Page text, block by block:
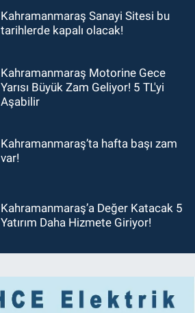
Kahramanmaraş Sanayi Sitesi bu
tarihlerde kapalı olacak!
Kahramanmaraş Motorine Gece
Yarısı Büyük Zam Geliyor! 5 TL'yi
Aşabilir
Kahramanmaraş’ta hafta başı zam
var!
Kahramanmaraş’a Değer Katacak 5
Yatırım Daha Hizmete Giriyor!